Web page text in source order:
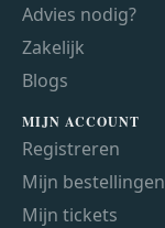
Advies nodig?
Zakelijk
Blogs
MIJN ACCOUNT
Registreren
Mijn bestellingen
Mijn tickets